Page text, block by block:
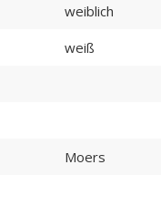
weiblich
weiß
Moers